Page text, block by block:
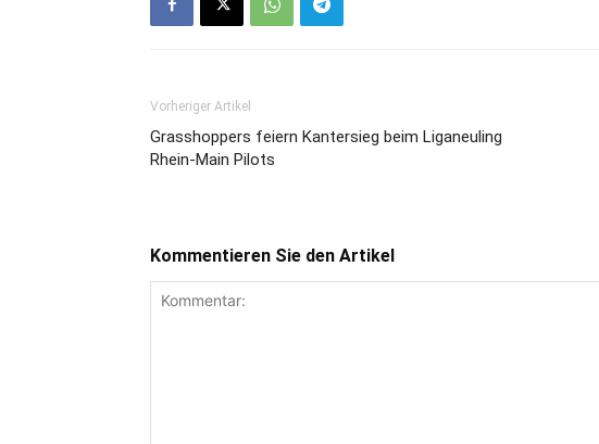
Vorheriger Artikel
Grasshoppers feiern Kantersieg beim Liganeuling
Rhein-Main Pilots
Kommentieren Sie den Artikel